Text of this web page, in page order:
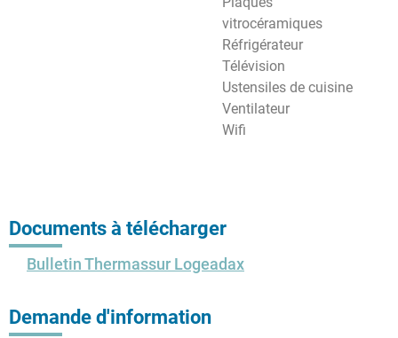
vitrocéramiques
Réfrigérateur
Télévision
Ustensiles de cuisine
Ventilateur
Wifi
Documents à télécharger
Bulletin Thermassur Logeadax
Demande d'information